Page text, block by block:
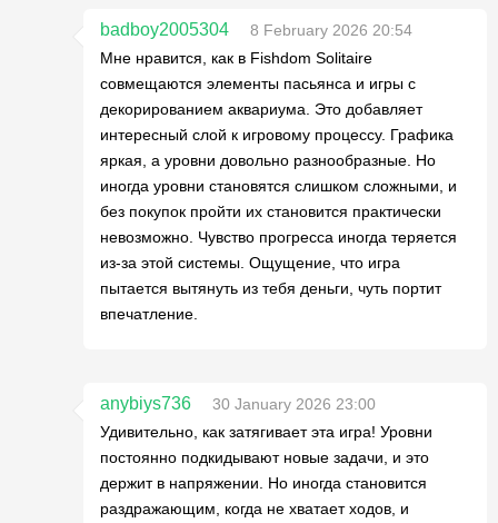
badboy2005304
8 February 2026 20:54
Мне нравится, как в Fishdom Solitaire
совмещаются элементы пасьянса и игры с
декорированием аквариума. Это добавляет
интересный слой к игровому процессу. Графика
яркая, а уровни довольно разнообразные. Но
иногда уровни становятся слишком сложными, и
без покупок пройти их становится практически
невозможно. Чувство прогресса иногда теряется
из-за этой системы. Ощущение, что игра
пытается вытянуть из тебя деньги, чуть портит
впечатление.
anybiys736
30 January 2026 23:00
Удивительно, как затягивает эта игра! Уровни
постоянно подкидывают новые задачи, и это
держит в напряжении. Но иногда становится
раздражающим, когда не хватает ходов, и